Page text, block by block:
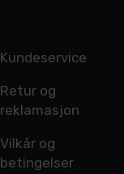
Kundeservice
Retur og
reklamasjon
Vilkår og
betingelser